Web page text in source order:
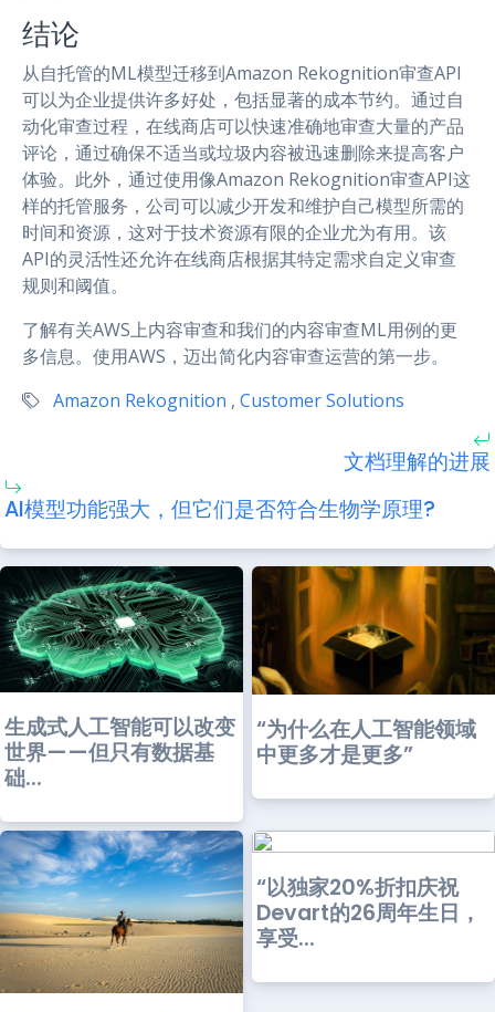
结论
从自托管的ML模型迁移到Amazon Rekognition审查API
可以为企业提供许多好处，包括显著的成本节约。通过自
动化审查过程，在线商店可以快速准确地审查大量的产品
评论，通过确保不适当或垃圾内容被迅速删除来提高客户
体验。此外，通过使用像Amazon Rekognition审查API这
样的托管服务，公司可以减少开发和维护自己模型所需的
时间和资源，这对于技术资源有限的企业尤为有用。该
API的灵活性还允许在线商店根据其特定需求自定义审查
规则和阈值。
了解有关AWS上内容审查和我们的内容审查ML用例的更
多信息。使用AWS，迈出简化内容审查运营的第一步。
Amazon Rekognition , Customer Solutions
文档理解的进展
AI模型功能强大，但它们是否符合生物学原理?
生成式人工智能可以改变
世界——但只有数据基
础...
“为什么在人工智能领域
中更多才是更多”
“以独家20%折扣庆祝
Devart的26周年生日，
享受...